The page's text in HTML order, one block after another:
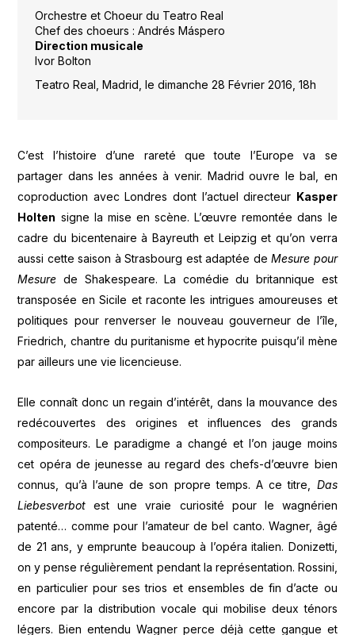
Orchestre et Choeur du Teatro Real
Chef des choeurs : Andrés Máspero
Direction musicale
Ivor Bolton
Teatro Real, Madrid, le dimanche 28 Février 2016, 18h
C’est l’histoire d’une rareté que toute l’Europe va se
partager dans les années à venir. Madrid ouvre le bal, en
coproduction avec Londres dont l’actuel directeur Kasper
Holten signe la mise en scène. L’œuvre remontée dans le
cadre du bicentenaire à Bayreuth et Leipzig et qu’on verra
aussi cette saison à Strasbourg est adaptée deMesure pour
Mesure de Shakespeare. La comédie du britannique est
transposée en Sicile et raconte les intrigues amoureuses et
politiques pour renverser le nouveau gouverneur de l’île,
Friedrich, chantre du puritanisme et hypocrite puisqu’il mène
par ailleurs une vie licencieuse.
Elle connaît donc un regain d’intérêt, dans la mouvance des
redécouvertes des origines et influences des grands
compositeurs. Le paradigme a changé et l’on jauge moins
cet opéra de jeunesse au regard des chefs-d’œuvre bien
connus, qu’à l’aune de son propre temps. A ce titre, Das
Liebesverbot est une vraie curiosité pour le wagnérien
patenté… comme pour l’amateur de bel canto. Wagner, âgé
de 21 ans, y emprunte beaucoup à l’opéra italien. Donizetti,
on y pense régulièrement pendant la représentation. Rossini,
en particulier pour ses trios et ensembles de fin d’acte ou
encore par la distribution vocale qui mobilise deux ténors
légers. Bien entendu Wagner perce déjà cette gangue et